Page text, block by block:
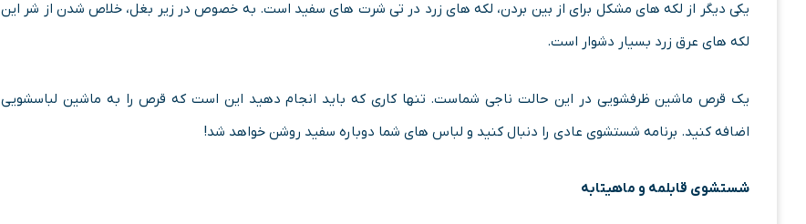
یکی دیگر از لکه های مشکل برای از بین بردن، لکه های زرد در تی شرت های سفید است. به خصوص در زیر بغل، خلاص شدن از شر این
لکه های عرق زرد بسیار دشوار است.
یک قرص ماشین ظرفشویی در این حالت ناجی شماست. تنها کاری که باید انجام دهید این است که قرص را به ماشین لباسشویی
اضافه کنید. برنامه شستشوی عادی را دنبال کنید و لباس های شما دوباره سفید روشن خواهد شد!
شستشوی قابلمه و ماهیتابه